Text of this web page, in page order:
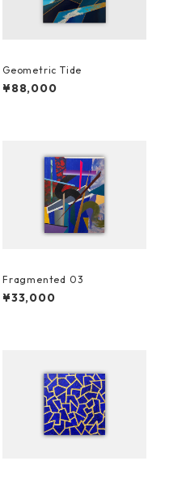
Geometric Tide
¥88,000
Fragmented 03
¥33,000